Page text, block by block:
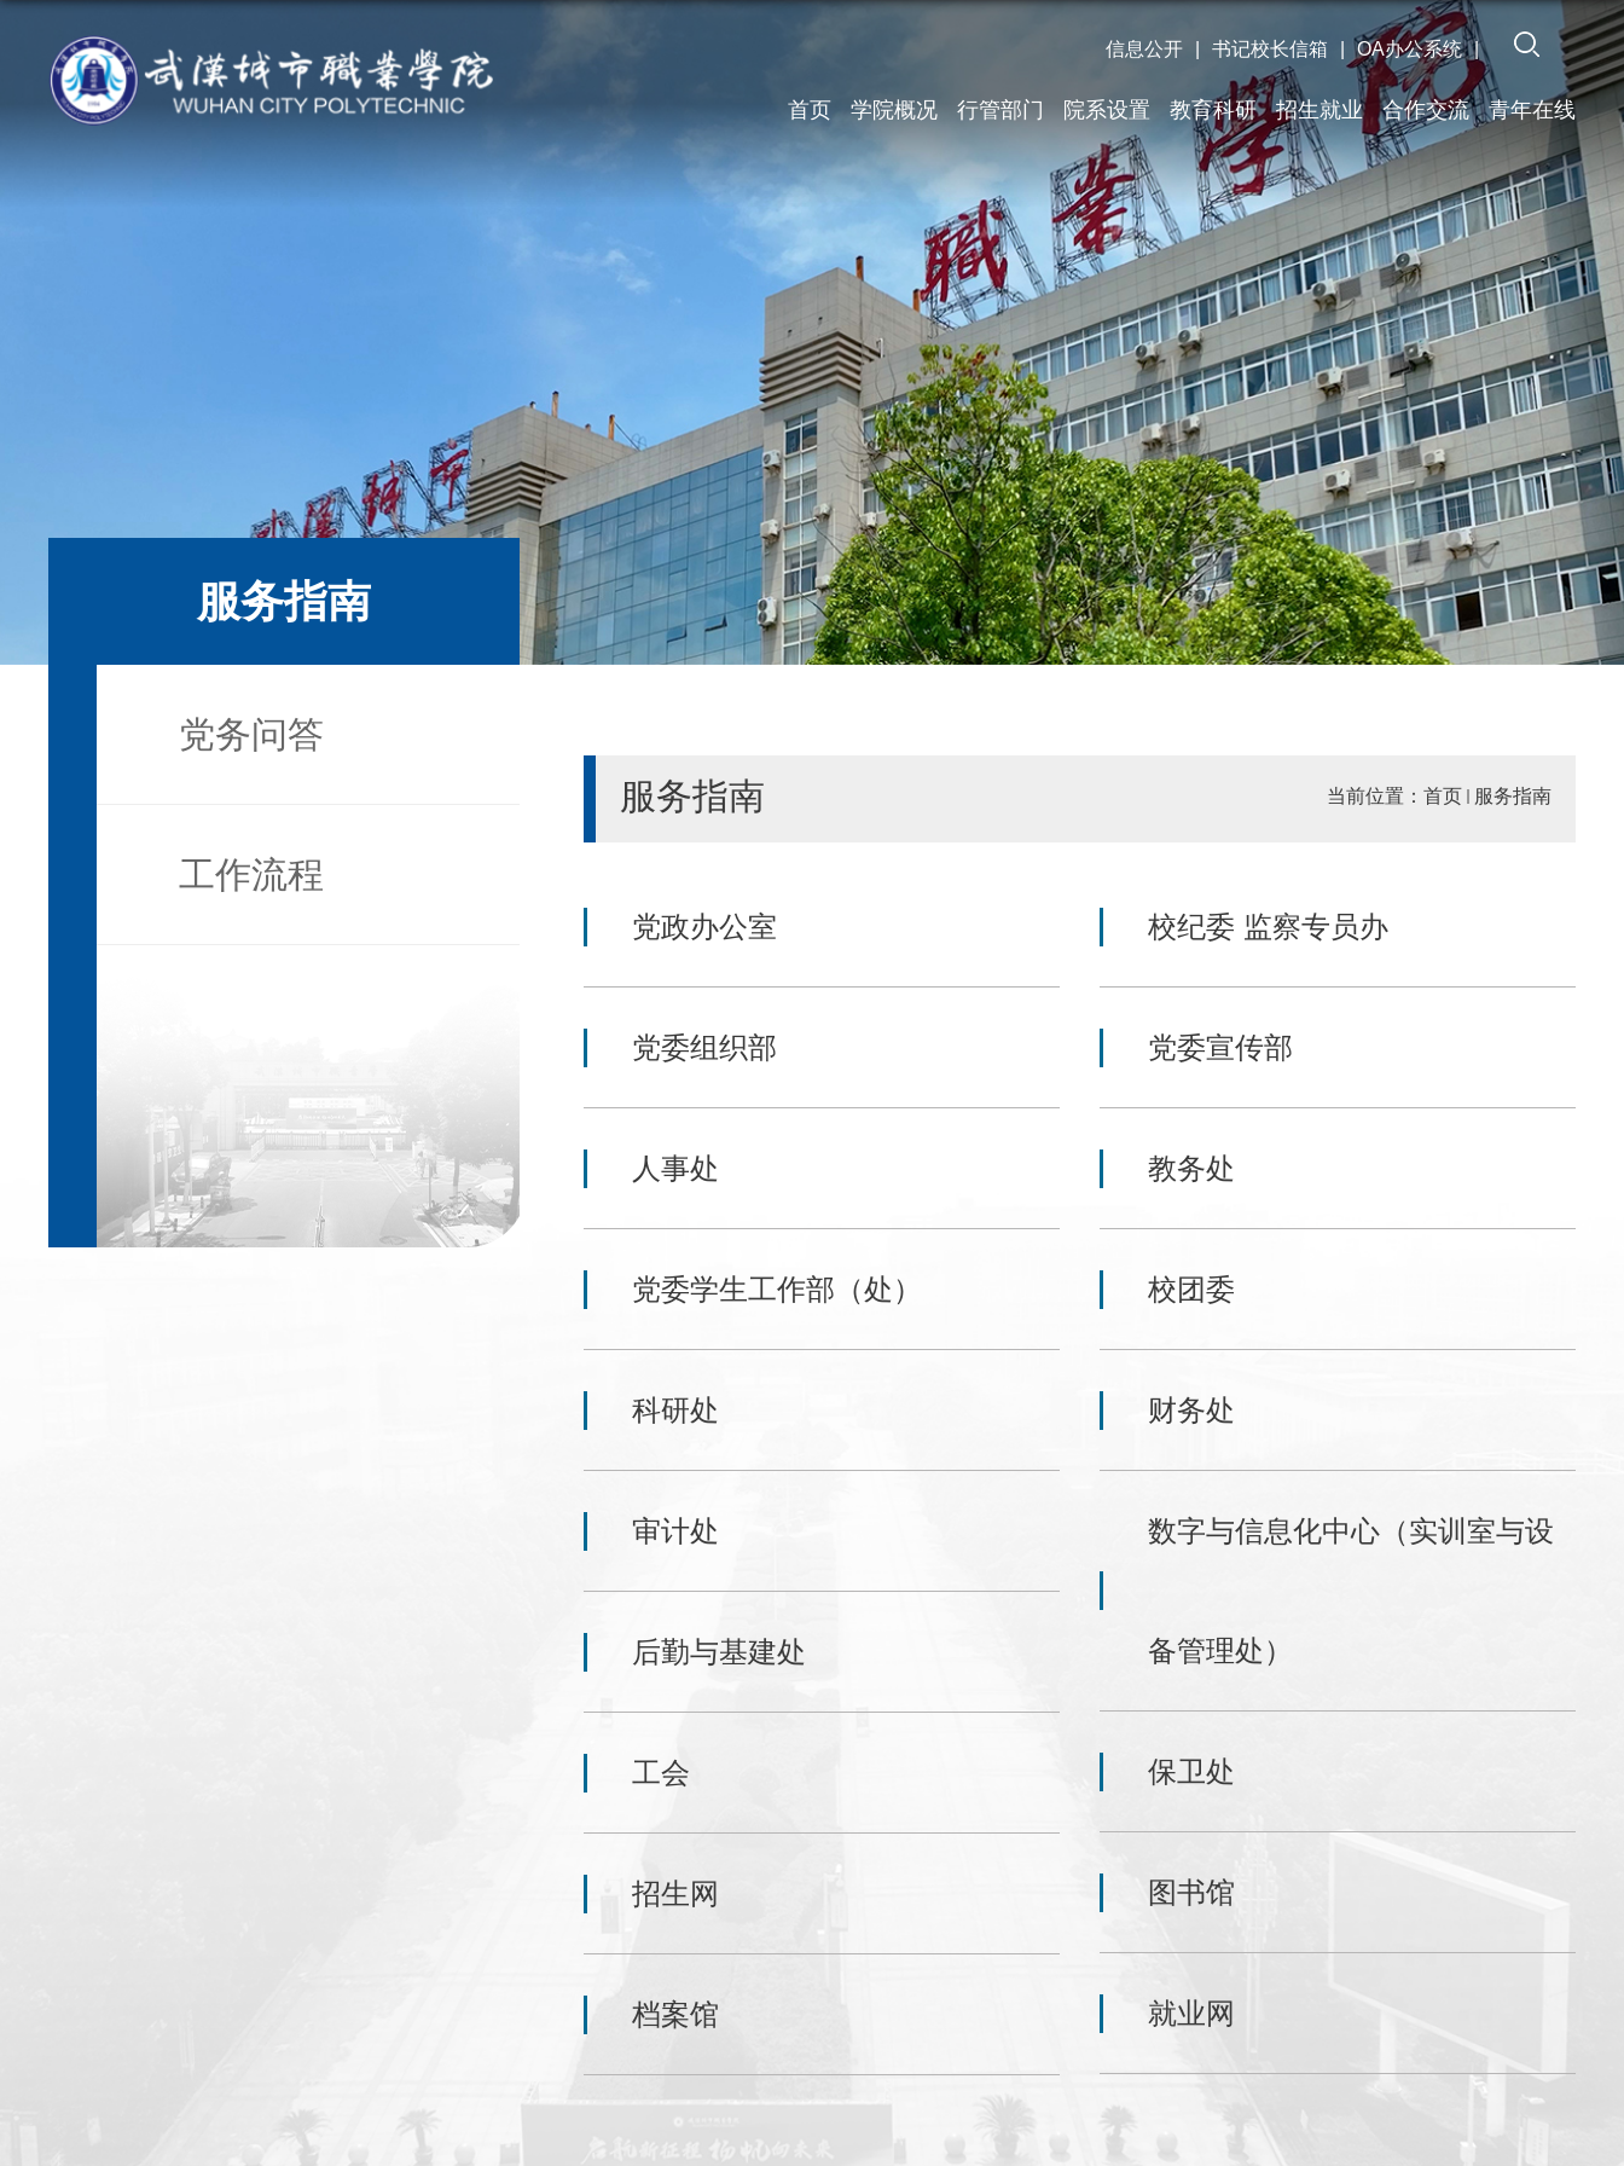
信息公开 书记校长信箱 OA办公系统 |
首页 学院概况 行管部门 院系设置 教育科研 招生就业 合作交流 青年在线
服务指南
党务问答
工作流程
服务指南 当前位置： 首页 服务指南
党政办公室 校纪委 监察专员办
党委组织部 党委宣传部
人事处 教务处
党委学生工作部（处） 校团委
科研处 财务处
审计处 数字与信息化中心（实训室与设
备管理处）
后勤与基建处
保卫处
工会
图书馆
招生网
就业网
档案馆